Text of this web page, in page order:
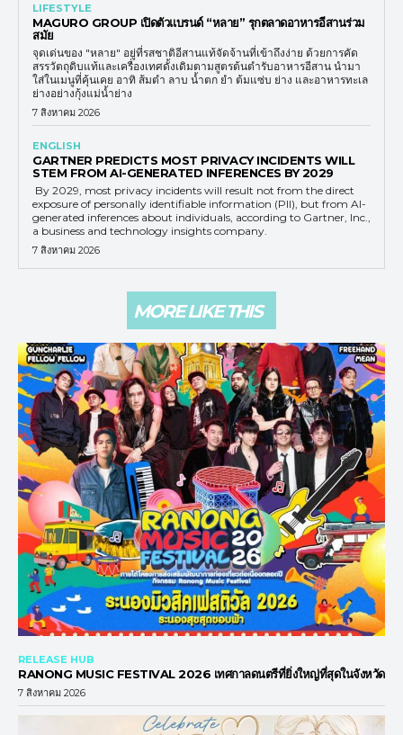
LIFESTYLE
MAGURO GROUP เปิดตัวแบรนด์ “หลาย” รุกตลาดอาหารอีสานร่วม
สมัย
จุดเด่นของ "หลาย" อยู่ที่รสชาติอีสานแท้จัดจ้านที่เข้าถึงง่าย ด้วยการคัด
สรรวัตถุดิบแท้และเครื่องเทศดั้งเดิมตามสูตรต้นตำรับอาหารอีสาน นำมา
ใส่ในเมนูที่คุ้นเคย อาทิ ส้มตำ ลาบ น้ำตก ยำ ต้มแซ่บ ย่าง และอาหารทะเล
ย่างอย่างกุ้งแม่น้ำย่าง
7 สิงหาคม 2026
ENGLISH
GARTNER PREDICTS MOST PRIVACY INCIDENTS WILL
STEM FROM AI-GENERATED INFERENCES BY 2029
By 2029, most privacy incidents will result not from the direct
exposure of personally identifiable information (PII), but from AI-
generated inferences about individuals, according to Gartner, Inc.,
a business and technology insights company.
7 สิงหาคม 2026
MORE LIKE THIS
RELEASE HUB
RANONG MUSIC FESTIVAL 2026 เทศกาลดนตรีที่ยิ่งใหญ่ที่สุดในจังหวัด
7 สิงหาคม 2026